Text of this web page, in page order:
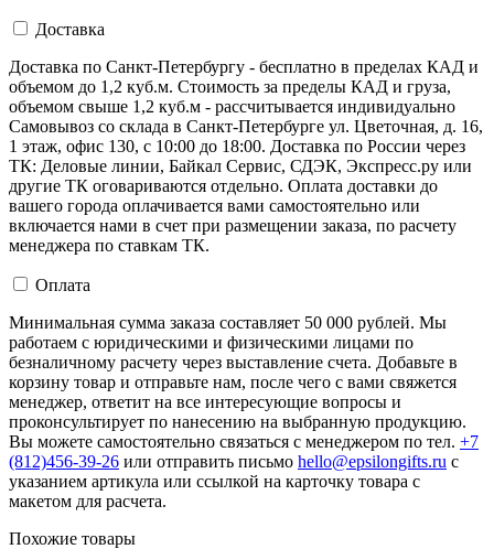
Доставка
Доставка по Санкт-Петербургу - бесплатно в пределах КАД и
объемом до 1,2 куб.м. Стоимость за пределы КАД и груза,
объемом свыше 1,2 куб.м - рассчитывается индивидуально
Самовывоз со склада в Санкт-Петербурге ул. Цветочная, д. 16,
1 этаж, офис 130, с 10:00 до 18:00. Доставка по России через
ТК: Деловые линии, Байкал Сервис, СДЭК, Экспресс.ру или
другие ТК оговариваются отдельно. Оплата доставки до
вашего города оплачивается вами самостоятельно или
включается нами в счет при размещении заказа, по расчету
менеджера по ставкам ТК.
Оплата
Минимальная сумма заказа составляет 50 000 рублей. Мы
работаем с юридическими и физическими лицами по
безналичному расчету через выставление счета. Добавьте в
корзину товар и отправьте нам, после чего с вами свяжется
менеджер, ответит на все интересующие вопросы и
проконсультирует по нанесению на выбранную продукцию.
Вы можете самостоятельно связаться с менеджером по тел. +7
(812)456-39-26 или отправить письмо hello@epsilongifts.ru с
указанием артикула или ссылкой на карточку товара с
макетом для расчета.
Похожие товары